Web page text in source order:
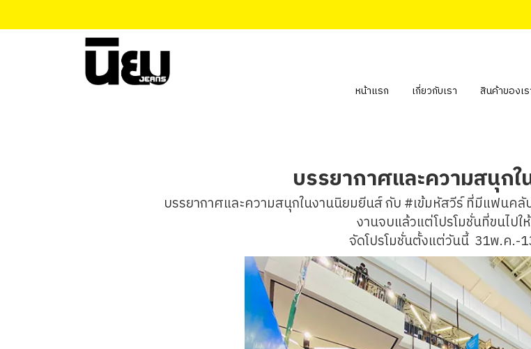
หน้าแรก เกี่ยวกับเรา สินค้าของเ
บรรยากาศและความสนุก
บรรยากาศและความสนุกในงานนิยมยีนส์ กับ #เข้มหัสวีร์ ที่มีแฟนค
งานจบแล้วแต่โปรโมชั่นที่ขนไปใ